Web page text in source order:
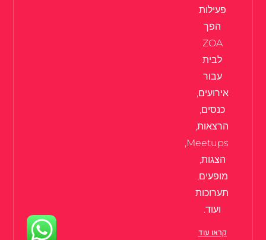
פעילות
הפך
ZOA
לבית
עבור
אירועים,
כנסים,
הרצאות,
Meetups,
הצגות,
מופעים,
תערוכות
ועוד.
קראו עוד